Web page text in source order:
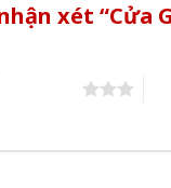
xét “Cửa